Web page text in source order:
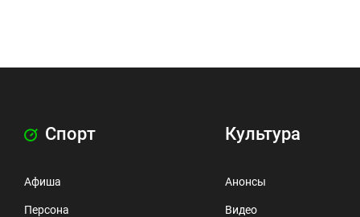
Спорт
Афиша
Персона
Культура
Анонсы
Видео